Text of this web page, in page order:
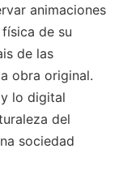
animaciones
de su
de las
obra original.
lo digital
del
sociedad